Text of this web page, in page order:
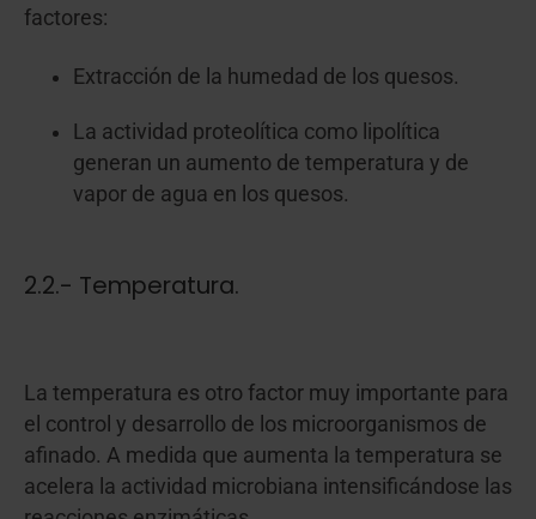
factores:
Extracción de la humedad de los quesos.
La actividad proteolítica como lipolítica
generan un aumento de temperatura y de
vapor de agua en los quesos.
2.2.- Temperatura.
La temperatura es otro factor muy importante para
el control y desarrollo de los microorganismos de
afinado. A medida que aumenta la temperatura se
acelera la actividad microbiana intensificándose las